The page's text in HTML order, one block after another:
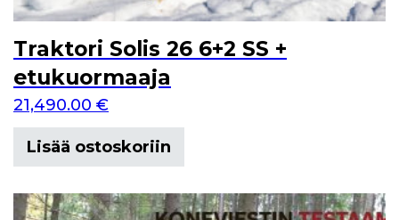
Traktori Solis 26 6+2 SS +
etukuormaaja
21,490.00 €
Lisää ostoskoriin